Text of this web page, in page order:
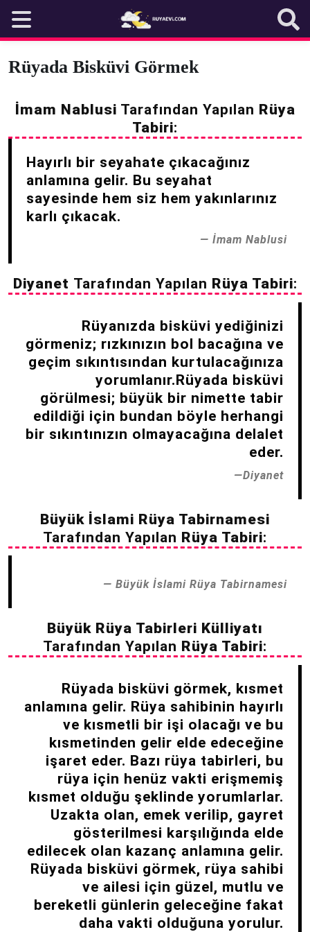
content
Rüyada Bisküvi Görmek
İmam Nablusi Tarafından Yapılan Rüya
Tabiri:
Hayırlı bir seyahate çıkacağınız
anlamına gelir. Bu seyahat
sayesinde hem siz hem yakınlarınız
karlı çıkacak.
İmam Nablusi
Diyanet Tarafından Yapılan Rüya Tabiri:
Rüyanızda bisküvi yediğinizi
görmeniz; rızkınızın bol bacağına ve
geçim sıkıntısından kurtulacağınıza
yorumlanır.Rüyada bisküvi
görülmesi; büyük bir nimette tabir
edildiği için bundan böyle herhangi
bir sıkıntınızın olmayacağına delalet
eder.
Diyanet
Büyük İslami Rüya Tabirnamesi
Tarafından Yapılan Rüya Tabiri:
Büyük İslami Rüya Tabirnamesi
Büyük Rüya Tabirleri Külliyatı
Tarafından Yapılan Rüya Tabiri:
Rüyada bisküvi görmek, kısmet
anlamına gelir. Rüya sahibinin hayırlı
ve kısmetli bir işi olacağı ve bu
kısmetinden gelir elde edeceğine
işaret eder. Bazı rüya tabirleri, bu
rüya için henüz vakti erişmemiş
kısmet olduğu şeklinde yorumlarlar.
Uzakta olan, emek verilip, gayret
gösterilmesi karşılığında elde
edilecek olan kazanç anlamına gelir.
Rüyada bisküvi görmek, rüya sahibi
ve ailesi için güzel, mutlu ve
bereketli günlerin geleceğine fakat
daha vakti olduğuna yorulur.